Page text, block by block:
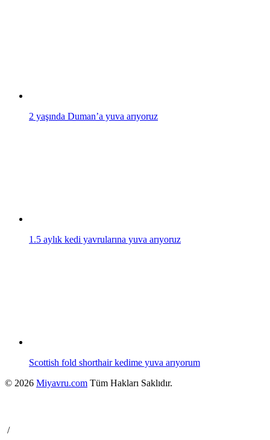
2 yaşında Duman’a yuva arıyoruz
1.5 aylık kedi yavrularına yuva arıyoruz
Scottish fold shorthair kedime yuva arıyorum
© 2026 Miyavru.com Tüm Hakları Saklıdır.
/